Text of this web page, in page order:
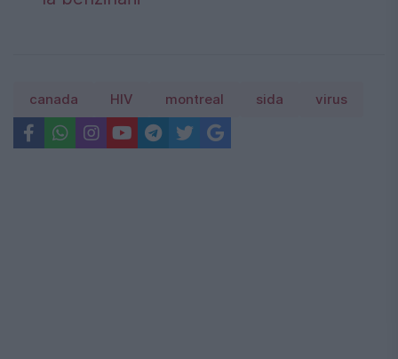
canada HIV montreal sida virus